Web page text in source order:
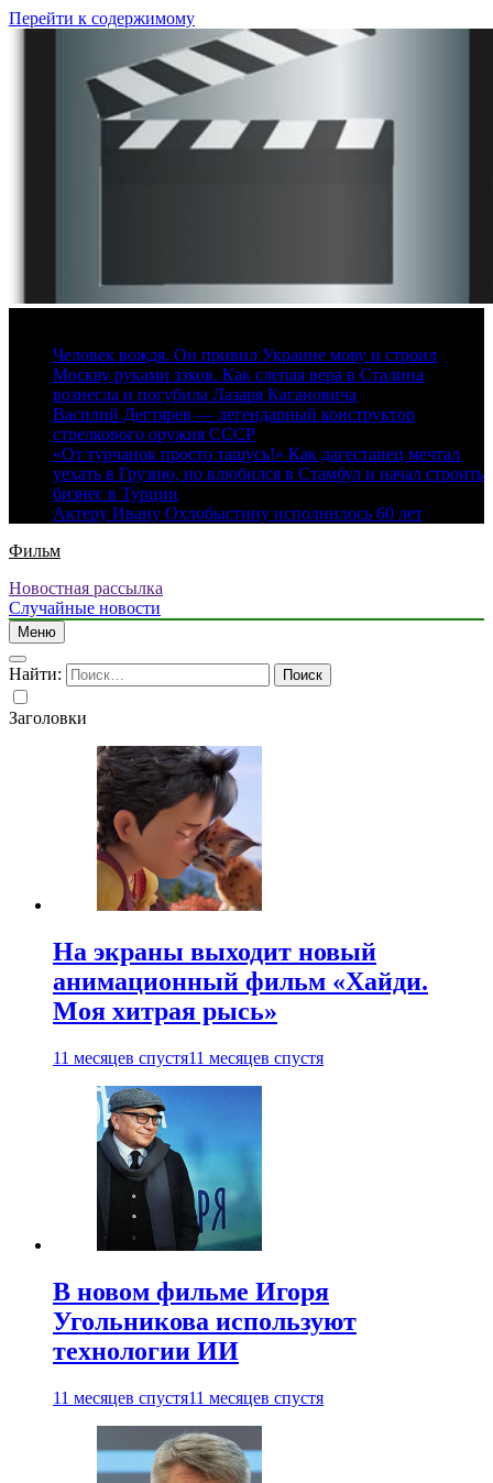
Перейти к содержимому
Человек вождя. Он привил Украине мову и строил
Москву руками зэков. Как слепая вера в Сталина
вознесла и погубила Лазаря Кагановича
Василий Дегтярев — легендарный конструктор
стрелкового оружия СССР
«От турчанок просто тащусь!» Как дагестанец мечтал
уехать в Грузию, но влюбился в Стамбул и начал строить
бизнес в Турции
Актеру Ивану Охлобыстину исполнилось 60 лет
Фильм
Новостная рассылка
Случайные новости
Меню
Найти:
Заголовки
На экраны выходит новый
анимационный фильм «Хайди.
Моя хитрая рысь»
11 месяцев спустя11 месяцев спустя
В новом фильме Игоря
Угольникова используют
технологии ИИ
11 месяцев спустя11 месяцев спустя